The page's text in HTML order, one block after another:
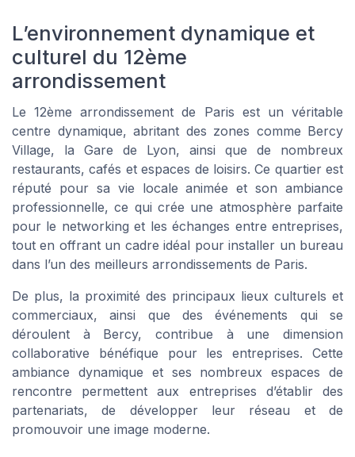
L’environnement dynamique et
culturel du 12ème
arrondissement
Le 12ème arrondissement de Paris est un véritable
centre dynamique, abritant des zones comme Bercy
Village, la Gare de Lyon, ainsi que de nombreux
restaurants, cafés et espaces de loisirs. Ce quartier est
réputé pour sa vie locale animée et son ambiance
professionnelle, ce qui crée une atmosphère parfaite
pour le networking et les échanges entre entreprises,
tout en offrant un cadre idéal pour installer un bureau
dans l’un des meilleurs arrondissements de Paris.
De plus, la proximité des principaux lieux culturels et
commerciaux, ainsi que des événements qui se
déroulent à Bercy, contribue à une dimension
collaborative bénéfique pour les entreprises. Cette
ambiance dynamique et ses nombreux espaces de
rencontre permettent aux entreprises d’établir des
partenariats, de développer leur réseau et de
promouvoir une image moderne.